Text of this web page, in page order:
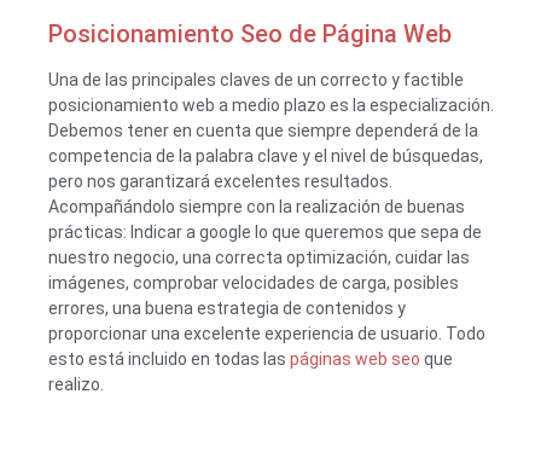
Posicionamiento Seo de Página Web
Una de las principales claves de un correcto y factible
posicionamiento web a medio plazo es la especialización.
Debemos tener en cuenta que siempre dependerá de la
competencia de la palabra clave y el nivel de búsquedas,
pero nos garantizará excelentes resultados.
Acompañándolo siempre con la realización de buenas
prácticas: Indicar a google lo que queremos que sepa de
nuestro negocio, una correcta optimización, cuidar las
imágenes, comprobar velocidades de carga, posibles
errores, una buena estrategia de contenidos y
proporcionar una excelente experiencia de usuario. Todo
esto está incluido en todas las páginas web seo que
realizo.